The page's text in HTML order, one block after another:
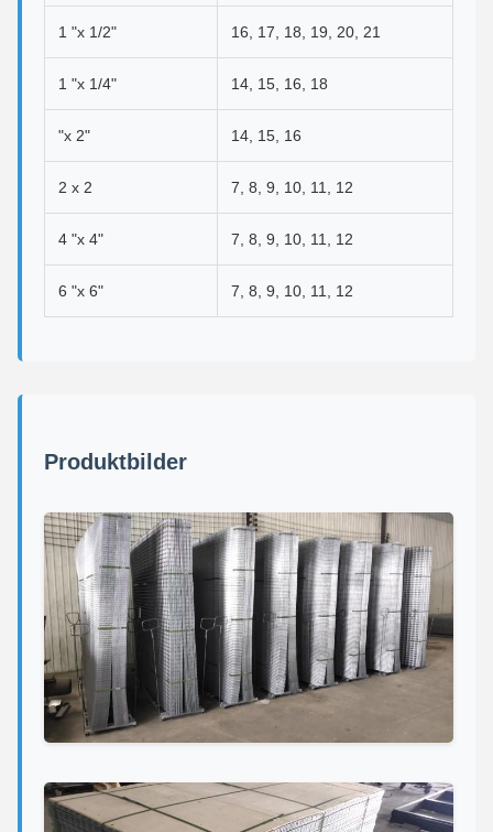
1 "x 1/2" 16, 17, 18, 19, 20, 21
1 "x 1/4" 14, 15, 16, 18
"x 2" 14, 15, 16
2 x 2 7, 8, 9, 10, 11, 12
4 "x 4" 7, 8, 9, 10, 11, 12
6 "x 6" 7, 8, 9, 10, 11, 12
Produktbilder